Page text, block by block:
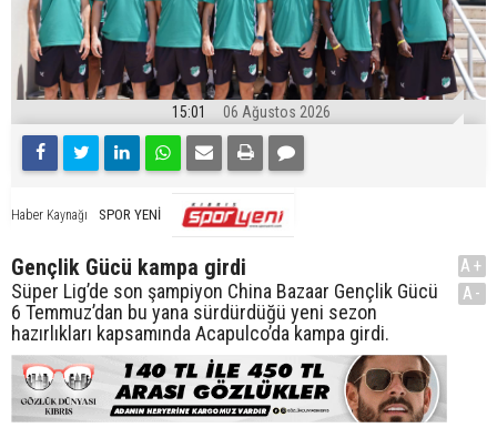
15:01 06 Ağustos 2026
Haber Kaynağı SPOR YENİ
Gençlik Gücü kampa girdi
Süper Lig’de son şampiyon China Bazaar Gençlik Gücü
6 Temmuz’dan bu yana sürdürdüğü yeni sezon
hazırlıkları kapsamında Acapulco’da kampa girdi.
A+
A-